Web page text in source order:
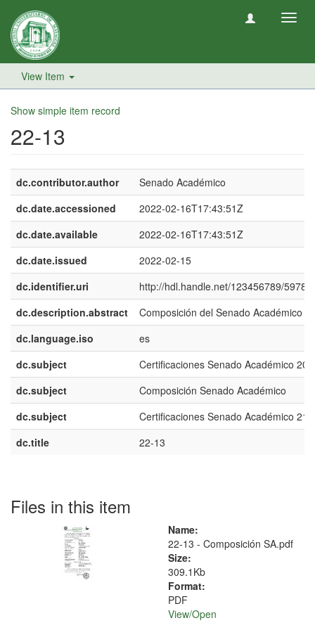
View Item
Show simple item record
22-13
dc.contributor.author
Senado Académico
dc.date.accessioned
2022-02-16T17:43:51Z
dc.date.available
2022-02-16T17:43:51Z
dc.date.issued
2022-02-15
dc.identifier.uri
http://hdl.handle.net/123456789/5978
dc.description.abstract
Composición del Senado Académico
dc.language.iso
es
dc.subject
Certificaciones Senado Académico
dc.subject
Composición Senado Académico
dc.subject
Certificaciones Senado Académico 21-
dc.title
22-13
Files in this item
Name:
22-13 - Composición SA.pdf
Size:
309.1Kb
Format:
PDF
View/Open